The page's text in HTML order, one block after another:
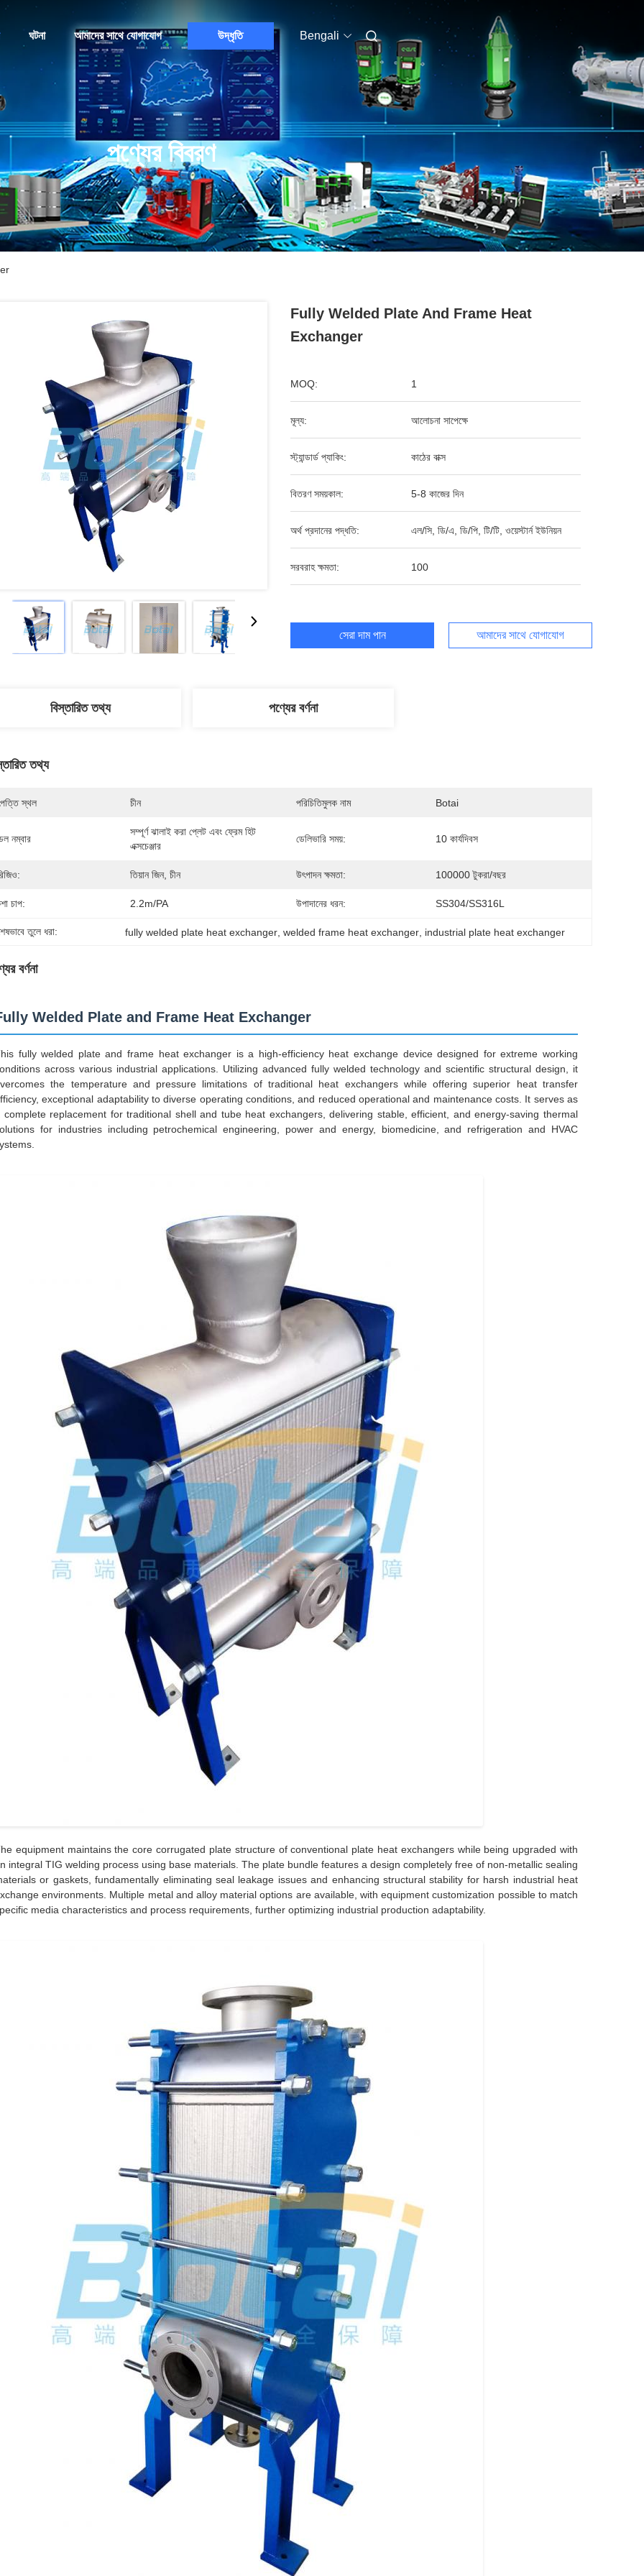
ঘটনা আমাদের সাথে যোগাযোগ উদ্ধৃতি Bengali
পণ্যের বিবরণ
Fully Welded Plate And Frame Heat
Exchanger
MOQ: 1
মূল্য: আলোচনা সাপেক্ষে
স্ট্যান্ডার্ড প্যাকিং: কাঠের বাক্স
বিতরণ সময়কাল: 5-8 কাজের দিন
অর্থ প্রদানের পদ্ধতি: এল/সি, ডি/এ, ডি/পি, টি/টি, ওয়েস্টার্ন ইউনিয়ন
সরবরাহ ক্ষমতা: 100
সেরা দাম পান আমাদের সাথে যোগাযোগ
বিস্তারিত তথ্য পণ্যের বর্ণনা
তথ্য
স্থল চীন পরিচিতিমুলক নাম Botai
নম্বার
সম্পূর্ণ ঝালাই করা প্লেট এবং ফ্রেম হিট
এক্সচেঞ্জার
ডেলিভারি সময়: 10 কার্যদিবস
তিয়ান জিন, চীন উৎপাদন ক্ষমতা: 100000 টুকরা/বছর
চাপ: 2.2m/PA উপাদানের ধরন: SS304/SS316L
তুলে ধরা: fully welded plate heat exchanger , welded frame heat exchanger industrial plate heat exchanger
বর্ণনা
Welded Plate and Frame Heat Exchanger
fully welded plate and frame heat exchanger is a high-efficiency heat exchange device designed for extreme working
across various industrial applications. Utilizing advanced fully welded technology and scientific structural design, it
the temperature and pressure limitations of traditional heat exchangers while offering superior heat transfer
exceptional adaptability to diverse operating conditions, and reduced operational and maintenance costs. It serves as
complete replacement for traditional shell and tube heat exchangers, delivering stable, efficient, and energy-saving thermal
for industries including petrochemical engineering, power and energy, biomedicine, and refrigeration and HVAC
equipment maintains the core corrugated plate structure of conventional plate heat exchangers while being upgraded with
integral TIG welding process using base materials. The plate bundle features a design completely free of non-metallic sealing
or gaskets, fundamentally eliminating seal leakage issues and enhancing structural stability for harsh industrial heat
environments. Multiple metal and alloy material options are available, with equipment customization possible to match
media characteristics and process requirements, further optimizing industrial production adaptability.